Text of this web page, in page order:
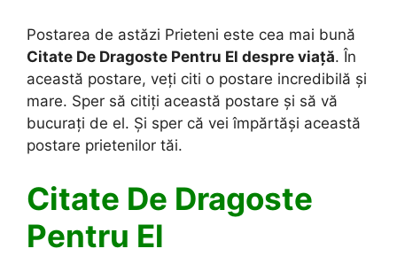
Postarea de astăzi Prieteni este cea mai bună
Citate De Dragoste Pentru El despre viață. În
această postare, veți citi o postare incredibilă și
mare. Sper să citiți această postare și să vă
bucurați de el. Și sper că vei împărtăși această
postare prietenilor tăi.
Citate De Dragoste
Pentru El